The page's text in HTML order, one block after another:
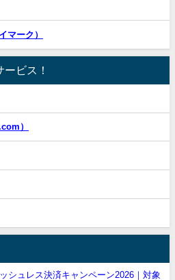
マーク）
ビス！
）
シュレス決済キャンペーン2026｜対象